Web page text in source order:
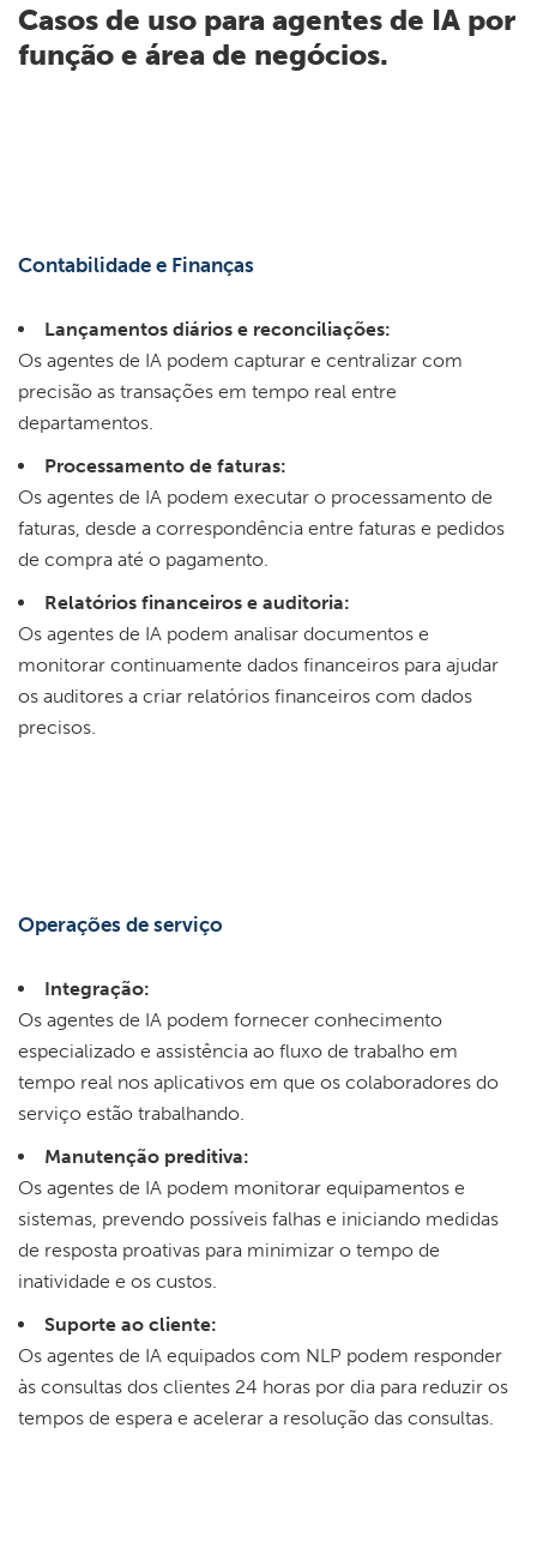
Casos de uso para agentes de IA por
função e área de negócios.
Contabilidade e Finanças
Lançamentos diários e reconciliações:
Os agentes de IA podem capturar e centralizar com
precisão as transações em tempo real entre
departamentos.
Processamento de faturas:
Os agentes de IA podem executar o processamento de
faturas, desde a correspondência entre faturas e pedidos
de compra até o pagamento.
Relatórios financeiros e auditoria:
Os agentes de IA podem analisar documentos e
monitorar continuamente dados financeiros para ajudar
os auditores a criar relatórios financeiros com dados
precisos.
Operações de serviço
Integração:
Os agentes de IA podem fornecer conhecimento
especializado e assistência ao fluxo de trabalho em
tempo real nos aplicativos em que os colaboradores do
serviço estão trabalhando.
Manutenção preditiva:
Os agentes de IA podem monitorar equipamentos e
sistemas, prevendo possíveis falhas e iniciando medidas
de resposta proativas para minimizar o tempo de
inatividade e os custos.
Suporte ao cliente:
Os agentes de IA equipados com NLP podem responder
às consultas dos clientes 24 horas por dia para reduzir os
tempos de espera e acelerar a resolução das consultas.